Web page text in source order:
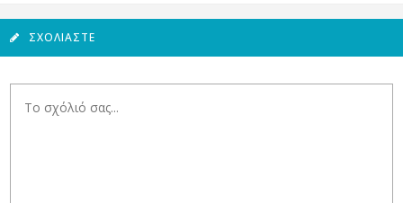
ΣΧΟΛΙΆΣΤΕ